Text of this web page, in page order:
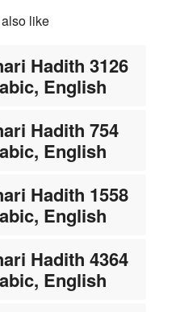
like
Hadith 3126
English
Hadith 754
English
Hadith 1558
English
Hadith 4364
English